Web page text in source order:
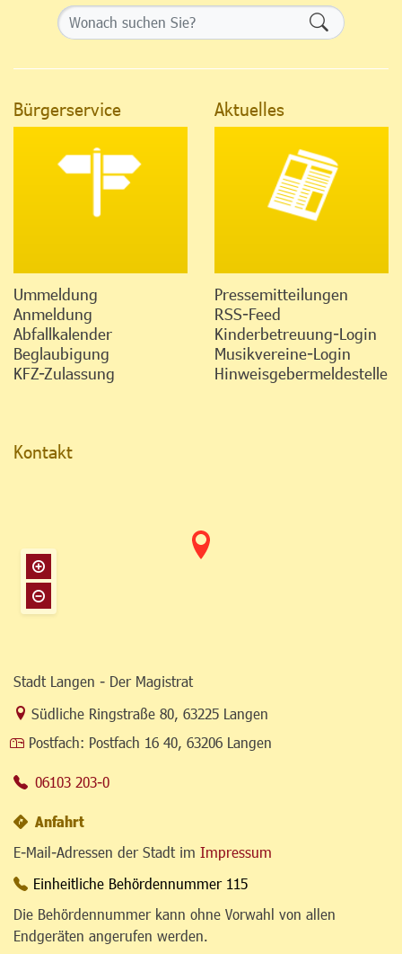
Bürgerservice
Ummeldung
Anmeldung
Abfallkalender
Beglaubigung
KFZ-Zulassung
Aktuelles
Pressemitteilungen
RSS-Feed
Kinderbetreuung-Login
Musikvereine-Login
Hinweisgebermeldestelle
Kontakt
Stadt Langen - Der Magistrat
Link zur Google-Maps Navigation
Südliche Ringstraße 80, 63225 Langen
Postfach: Postfach 16 40, 63206 Langen
06103 203-0
Anfahrt
E-Mail-Adressen der Stadt im Impressum
Einheitliche Behördennummer 115
Die Behördennummer kann ohne Vorwahl von allen
Endgeräten angerufen werden.